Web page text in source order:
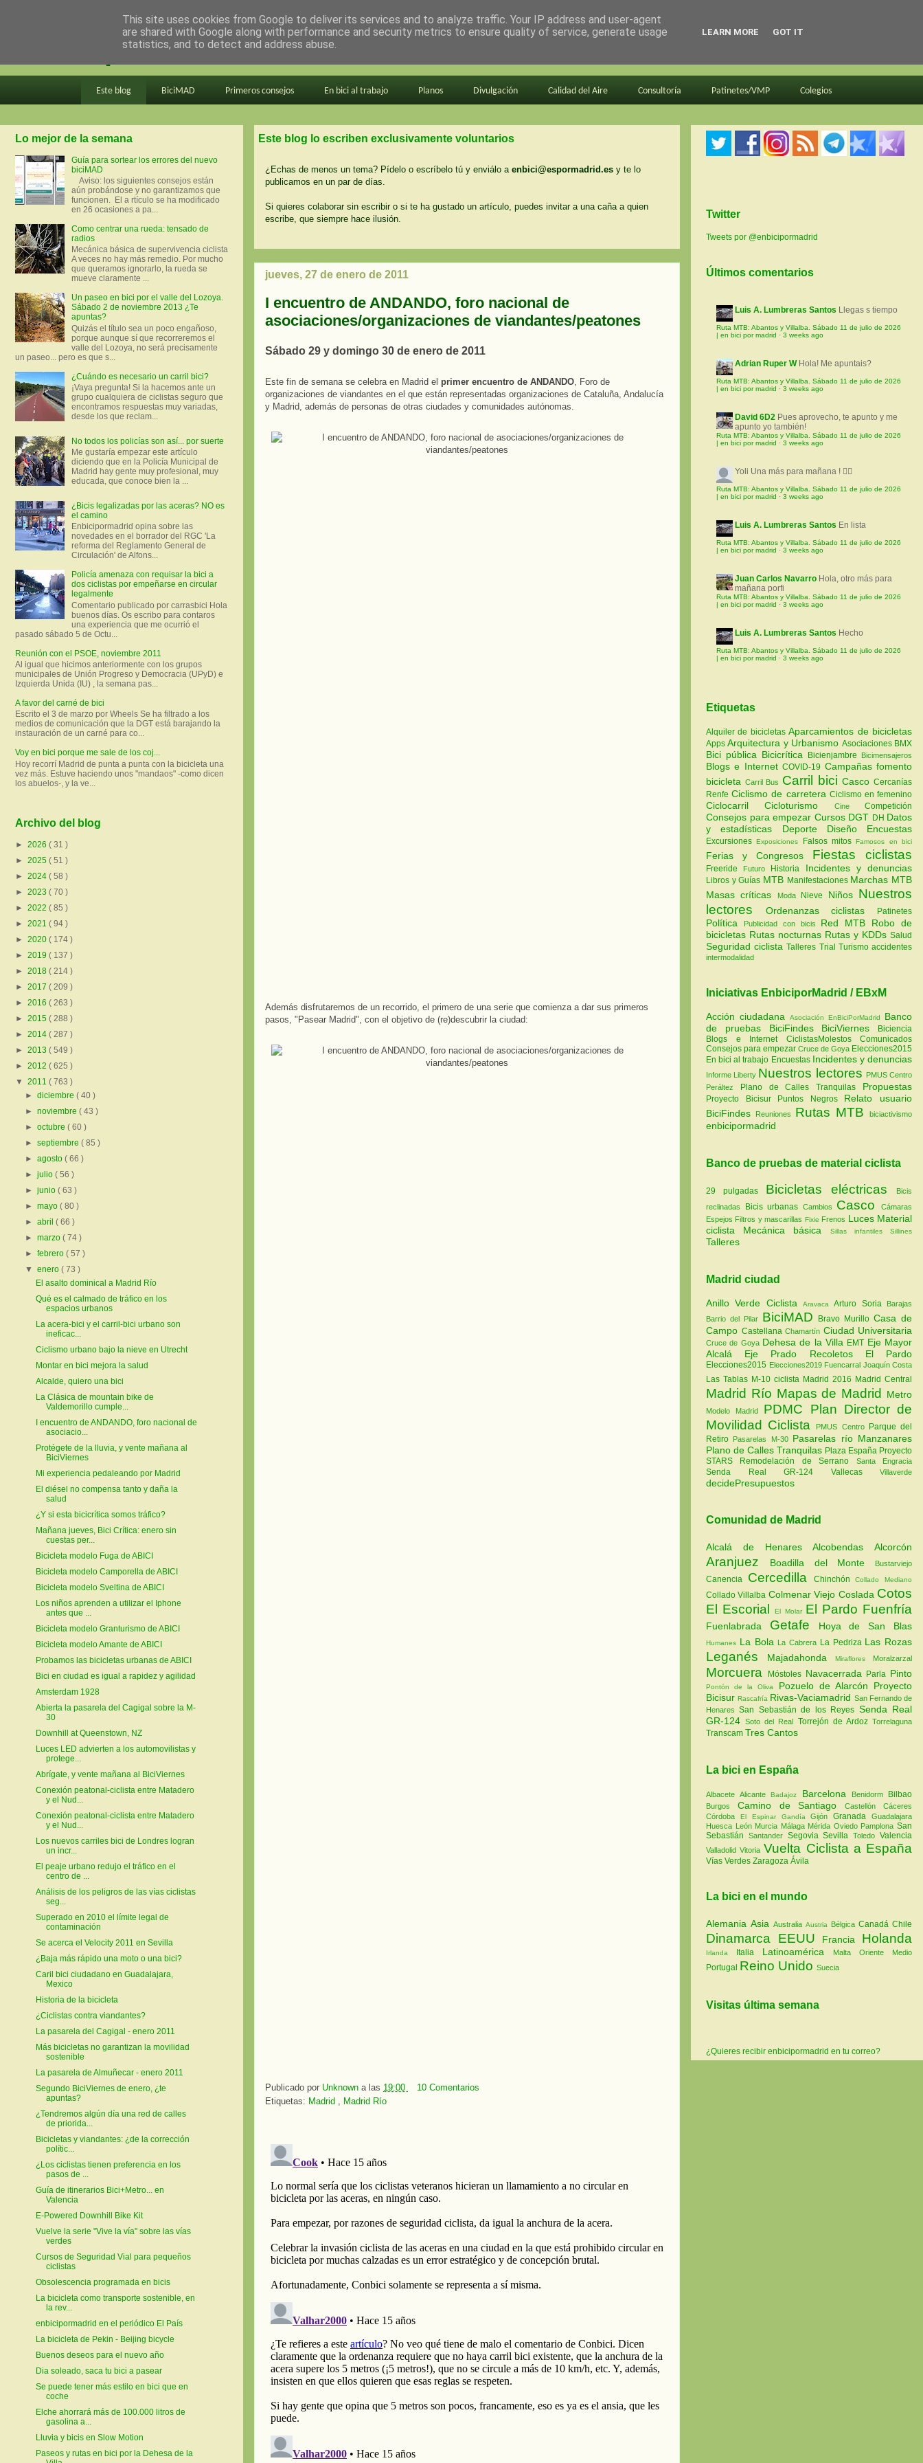
en bici por madrid
Este blog BiciMAD Primeros consejos En bici al trabajo Planos Divulgación Calidad del Aire Consultoría Patinetes/VMP Colegios
Este blog lo escriben exclusivamente voluntarios
¿Echas de menos un tema? Pídelo o escríbelo tú y enviálo a enbici@espormadrid.es y te lo
publicamos en un par de días.
Si quieres colaborar sin escribir o si te ha gustado un artículo, puedes invitar a una caña a quien
escribe, que siempre hace ilusión.
jueves, 27 de enero de 2011
I encuentro de ANDANDO, foro nacional de
asociaciones/organizaciones de viandantes/peatones
Sábado 29 y domingo 30 de enero de 2011
Este fin de semana se celebra en Madrid el primer encuentro de ANDANDO, Foro de
organizaciones de viandantes en el que están representadas organizaciones de Cataluña, Andalucía
y Madrid, además de personas de otras ciudades y comunidades autónomas.
Además disfrutaremos de un recorrido, el primero de una serie que comienza a dar sus primeros
pasos, "Pasear Madrid", con el objetivo de (re)descubrir la ciudad:
Publicado por Unknown a las 19:00
10 Comentarios
Etiquetas: Madrid Madrid Río
Lo mejor de la semana
Guía para sortear los errores del nuevo
biciMAD
Aviso: los siguientes consejos están
aún probándose y no garantizamos que
funcionen. El a rtículo se ha modificado
en 26 ocasiones a pa...
Como centrar una rueda: tensado de
radios
Mecánica básica de supervivencia ciclista
A veces no hay más remedio. Por mucho
que queramos ignorarlo, la rueda se
mueve claramente ...
Un paseo en bici por el valle del Lozoya.
Sábado 2 de noviembre 2013 ¿Te
apuntas?
Quizás el título sea un poco engañoso,
porque aunque sí que recorreremos el
valle del Lozoya, no será precisamente
un paseo... pero es que s...
¿Cuándo es necesario un carril bici?
¡Vaya pregunta! Si la hacemos ante un
grupo cualquiera de ciclistas seguro que
encontramos respuestas muy variadas,
desde los que reclam...
No todos los policías son así... por suerte
Me gustaría empezar este artículo
diciendo que en la Policía Municipal de
Madrid hay gente muy profesional, muy
educada, que conoce bien la ...
¿Bicis legalizadas por las aceras? NO es
el camino
Enbicipormadrid opina sobre las
novedades en el borrador del RGC 'La
reforma del Reglamento General de
Circulación' de Alfons...
Policía amenaza con requisar la bici a
dos ciclistas por empeñarse en circular
legalmente
Comentario publicado por carrasbici Hola
buenos días. Os escribo para contaros
una experiencia que me ocurrió el
pasado sábado 5 de Octu...
Reunión con el PSOE, noviembre 2011
Al igual que hicimos anteriormente con los grupos
municipales de Unión Progreso y Democracia (UPyD) e
Izquierda Unida (IU) , la semana pas...
A favor del carné de bici
Escrito el 3 de marzo por Wheels Se ha filtrado a los
medios de comunicación que la DGT está barajando la
instauración de un carné para co...
Voy en bici porque me sale de los coj...
Hoy recorrí Madrid de punta a punta con la bicicleta una
vez más. Estuve haciendo unos "mandaos" -como dicen
los abuelos-, y la ve...
Archivo del blog
► 2026 ( 31 )
► 2025 ( 51 )
► 2024 ( 58 )
► 2023 ( 70 )
► 2022 ( 85 )
► 2021 ( 94 )
► 2020 ( 174 )
► 2019 ( 137 )
► 2018 ( 214 )
► 2017 ( 209 )
► 2016 ( 263 )
► 2015 ( 288 )
► 2014 ( 287 )
► 2013 ( 549 )
► 2012 ( 625 )
▼ 2011 ( 763 )
►diciembre( 40 )
►noviembre( 43 )
►octubre( 60 )
►septiembre( 85 )
►agosto( 66 )
►julio( 56 )
►junio( 63 )
►mayo( 80 )
►abril( 66 )
►marzo( 74 )
►febrero( 57 )
▼enero( 73 )
El asalto dominical a Madrid Río
Qué es el calmado de tráfico en los
espacios urbanos
La acera-bici y el carril-bici urbano son
ineficac...
Ciclismo urbano bajo la nieve en Utrecht
Montar en bici mejora la salud
Alcalde, quiero una bici
La Clásica de mountain bike de
Valdemorillo cumple...
I encuentro de ANDANDO, foro nacional de
asociacio...
Protégete de la lluvia, y vente mañana al
BiciViernes
Mi experiencia pedaleando por Madrid
El diésel no compensa tanto y daña la
salud
¿Y si esta bicicrítica somos tráfico?
Mañana jueves, Bici Crítica: enero sin
cuestas per...
Bicicleta modelo Fuga de ABICI
Bicicleta modelo Camporella de ABICI
Bicicleta modelo Sveltina de ABICI
Los niños aprenden a utilizar el Iphone
antes que ...
Bicicleta modelo Granturismo de ABICI
Bicicleta modelo Amante de ABICI
Probamos las bicicletas urbanas de ABICI
Bici en ciudad es igual a rapidez y agilidad
Amsterdam 1928
Abierta la pasarela del Cagigal sobre la M-
30
Downhill at Queenstown, NZ
Luces LED advierten a los automovilistas y
protege...
Abrígate, y vente mañana al BiciViernes
Conexión peatonal-ciclista entre Matadero
y el Nud...
Conexión peatonal-ciclista entre Matadero
y el Nud...
Los nuevos carriles bici de Londres logran
un incr...
El peaje urbano redujo el tráfico en el
centro de ...
Análisis de los peligros de las vías ciclistas
seg...
Superado en 2010 el límite legal de
contaminación
Se acerca el Velocity 2011 en Sevilla
¿Baja más rápido una moto o una bici?
Caril bici ciudadano en Guadalajara,
Mexico
Historia de la bicicleta
¿Ciclistas contra viandantes?
La pasarela del Cagigal - enero 2011
Más bicicletas no garantizan la movilidad
sostenible
La pasarela de Almuñecar - enero 2011
Segundo BiciViernes de enero, ¿te
apuntas?
¿Tendremos algún día una red de calles
de priorida...
Bicicletas y viandantes: ¿de la corrección
polític...
¿Los ciclistas tienen preferencia en los
pasos de ...
Guía de itinerarios Bici+Metro... en
Valencia
E-Powered Downhill Bike Kit
Vuelve la serie "Vive la vía" sobre las vías
verdes
Cursos de Seguridad Vial para pequeños
ciclistas
Obsolescencia programada en bicis
La bicicleta como transporte sostenible, en
la rev...
enbicipormadrid en el periódico El País
La bicicleta de Pekin - Beijing bicycle
Buenos deseos para el nuevo año
Dia soleado, saca tu bici a pasear
Se puede tener más estilo en bici que en
coche
Elche ahorrará más de 100.000 litros de
gasolina a...
Lluvia y bicis en Slow Motion
Paseos y rutas en bici por la Dehesa de la
Twitter
Tweets por @enbicipormadrid
Últimos comentarios
Luis A. Lumbreras Santos Llegas s tiempo
Ruta MTB: Abantos y Villalba. Sábado 11 de julio de 2026
| en bici por madrid · 3 weeks ago
Adrian Ruper W Hola! Me apuntais?
Ruta MTB: Abantos y Villalba. Sábado 11 de julio de 2026
| en bici por madrid · 3 weeks ago
David 6D2 Pues aprovecho, te apunto y me
apunto yo también!
Ruta MTB: Abantos y Villalba. Sábado 11 de julio de 2026
| en bici por madrid · 3 weeks ago
Yoli Una más para mañana ! 🚵‍♀️
Ruta MTB: Abantos y Villalba. Sábado 11 de julio de 2026
| en bici por madrid · 3 weeks ago
Luis A. Lumbreras Santos En lista
Ruta MTB: Abantos y Villalba. Sábado 11 de julio de 2026
| en bici por madrid · 3 weeks ago
Juan Carlos Navarro Hola, otro más para
mañana porfi
Ruta MTB: Abantos y Villalba. Sábado 11 de julio de 2026
| en bici por madrid · 3 weeks ago
Luis A. Lumbreras Santos Hecho
Ruta MTB: Abantos y Villalba. Sábado 11 de julio de 2026
| en bici por madrid · 3 weeks ago
Etiquetas
Alquiler de bicicletasAparcamientos de bicicletas
AppsArquitectura y Urbanismo Asociaciones BMX
Bici pública Bicicrítica Bicienjambre Bicimensajeros
Blogs e InternetCOVID-19 Campañas fomento
bicicleta Carril Bus Carril biciCascoCercanías
RenfeCiclismo de carretera Ciclismo en femenino
CiclocarrilCicloturismo CineCompetición
Consejos para empezar Cursos DGT DH Datos
y estadísticas Deporte Diseño Encuestas
ExcursionesExposiciones Falsos mitosFamosos en bici
Ferias y Congresos Fiestas ciclistas
Freeride Futuro Historia Incidentes y denuncias
Libros y Guías MTB Manifestaciones Marchas MTB
Masas críticas
Moda Nieve Niños Nuestros
lectores
Ordenanzas ciclistas Patinetes
Política Publicidad con bicis Red MTB Robo de
bicicletas Rutas nocturnas Rutas y KDDs Salud
Seguridad ciclistaTalleres Trial Turismoaccidentes
intermodalidad
Iniciativas EnbiciporMadrid / EBxM
Acción ciudadana Asociación EnBiciPorMadrid
Banco
de pruebas
BiciFindes BiciViernes
Biciencia
Blogs e Internet
CiclistasMolestos
Comunicados
Consejos para empezar Cruce de Goya Elecciones2015
En bici al trabajo Encuestas Incidentes y denuncias
Informe Liberty Nuestros lectores
PMUS Centro
Peráltez
Plano de Calles Tranquilas Propuestas
Proyecto Bicisur Puntos Negros
Relato usuario
BiciFindes
Reuniones Rutas MTB biciactivismo
enbicipormadrid
Banco de pruebas de material ciclista
29 pulgadas Bicicletas eléctricas
Bicis
reclinadas
Bicis urbanas Cambios Casco
Cámaras
Espejos Filtros y mascarillas Fixie Frenos Luces Material
ciclista
Mecánica básica Sillas infantiles Sillines
Talleres
Madrid ciudad
Anillo Verde Ciclista AravacaArturo Soria
Barajas
Barrio del Pilar BiciMAD Bravo MurilloCasa de
Campo Castellana Chamartín Ciudad Universitaria
Cruce de Goya Dehesa de la Villa EMT Eje Mayor
Alcalá Eje Prado Recoletos El Pardo
Elecciones2015 Elecciones2019 Fuencarral Joaquín Costa
Las Tablas M-10 ciclista Madrid 2016 Madrid Central
Madrid Río Mapas de Madrid Metro
Modelo Madrid PDMC Plan Director de
Movilidad Ciclista
PMUS Centro Parque del
Retiro Pasarelas M-30 Pasarelas río Manzanares
Plano de Calles Tranquilas Plaza España Proyecto
STARS Remodelación de Serrano Santa Engracia
Senda Real GR-124 Vallecas Villaverde
decidePresupuestos
Comunidad de Madrid
Alcalá de HenaresAlcobendas Alcorcón
Aranjuez Boadilla del Monte Bustarviejo
Canencia Cercedilla ChinchónCollado Mediano
Collado Villalba Colmenar Viejo Coslada Cotos
El EscorialEl Molar El Pardo Fuenfría
Fuenlabrada Getafe Hoya de San Blas
Humanes La Bola La Cabrera La Pedriza Las Rozas
Leganés Majadahonda Miraflores Moralzarzal
Morcuera Móstoles Navacerrada Parla Pinto
Pontón de la Oliva Pozuelo de Alarcón Proyecto
BicisurRascafría Rivas-Vaciamadrid San Fernando de
HenaresSan Sebastián de los Reyes Senda Real
GR-124Soto del Real Torrejón de ArdozTorrelaguna
Transcam Tres Cantos
La bici en España
AlbaceteAlicanteBadajoz Barcelona Benidorm Bilbao
Burgos Camino de SantiagoCastellónCáceres
Córdoba El Espinar GandíaGijónGranadaGuadalajara
Huesca León Murcia Málaga Mérida Oviedo PamplonaSan
Sebastián Santander SegoviaSevillaToledoValencia
ValladolidVitoria Vuelta Ciclista a España
Vías Verdes Zaragoza Ávila
La bici en el mundo
Alemania Asia Australia Austria Bélgica Canadá Chile
Dinamarca EEUU Francia Holanda
Irlanda Italia Latinoamérica Malta Oriente Medio
Portugal Reino Unido Suecia
Visitas última semana
¿Quieres recibir enbicipormadrid en tu correo?
This site uses cookies from Google to deliver its services and to analyze traffic. Your IP address and user-agent
are shared with Google along with performance and security metrics to ensure quality of service, generate usage
statistics, and to detect and address abuse.
LEARN MORE GOT IT